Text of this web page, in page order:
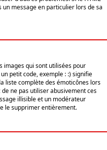
un message en particulier lors de sa
images qui sont utilisées pour
petit code, exemple : :) signifie
liste complète des émoticônes lors
ne pas utiliser abusivement ces
illisible et un modérateur
le supprimer entièrement.